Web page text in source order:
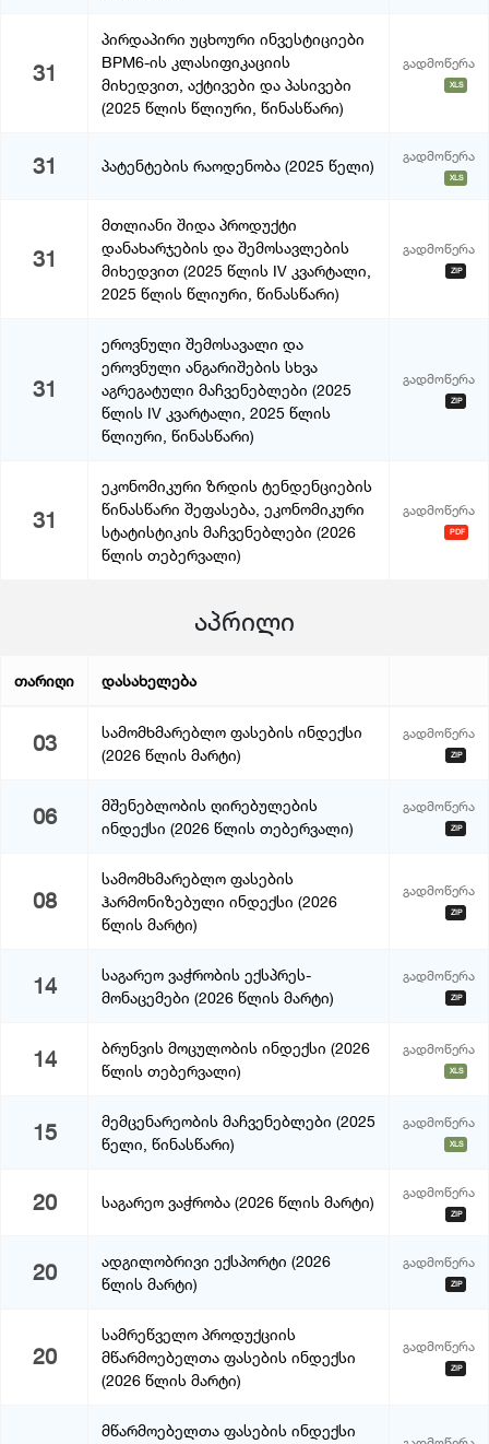
31
პირდაპირი უცხოური ინვესტიციები
BPM6-ის კლასიფიკაციის
მიხედვით, აქტივები და პასივები
(2025 წლის წლიური, წინასწარი)
გადმოწერა
XLS
31 პატენტების რაოდენობა (2025 წელი)
გადმოწერა
XLS
31
მთლიანი შიდა პროდუქტი
დანახარჯების და შემოსავლების
მიხედვით (2025 წლის IV კვარტალი,
2025 წლის წლიური, წინასწარი)
გადმოწერა
ZIP
31
ეროვნული შემოსავალი და
ეროვნული ანგარიშების სხვა
აგრეგატული მაჩვენებლები (2025
წლის IV კვარტალი, 2025 წლის
წლიური, წინასწარი)
გადმოწერა
ZIP
31
ეკონომიკური ზრდის ტენდენციების
წინასწარი შეფასება, ეკონომიკური
სტატისტიკის მაჩვენებლები (2026
წლის თებერვალი)
გადმოწერა
PDF
აპრილი
თარიღი დასახელება
03
სამომხმარებლო ფასების ინდექსი
(2026 წლის მარტი)
გადმოწერა
ZIP
06
მშენებლობის ღირებულების
ინდექსი (2026 წლის თებერვალი)
გადმოწერა
ZIP
08
სამომხმარებლო ფასების
ჰარმონიზებული ინდექსი (2026
წლის მარტი)
გადმოწერა
ZIP
14
საგარეო ვაჭრობის ექსპრეს-
მონაცემები (2026 წლის მარტი)
გადმოწერა
ZIP
14
ბრუნვის მოცულობის ინდექსი (2026
წლის თებერვალი)
გადმოწერა
XLS
15
მემცენარეობის მაჩვენებლები (2025
წელი, წინასწარი)
გადმოწერა
XLS
20 საგარეო ვაჭრობა (2026 წლის მარტი)
გადმოწერა
ZIP
20
ადგილობრივი ექსპორტი (2026
წლის მარტი)
გადმოწერა
ZIP
20
სამრეწველო პროდუქციის
მწარმოებელთა ფასების ინდექსი
(2026 წლის მარტი)
გადმოწერა
ZIP
მწარმოებელთა ფასების ინდექსი